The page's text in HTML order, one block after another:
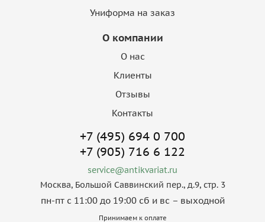
Униформа на заказ
О компании
О нас
Клиенты
Отзывы
Контакты
+7 (495) 694 0 700
+7 (905) 716 6 122
service@antikvariat.ru
Москва, Большой Саввинский пер., д.9, стр. 3
пн-пт с 11:00 до 19:00 сб и вс – выходной
Принимаем к оплате